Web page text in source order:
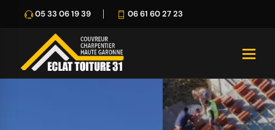
05 33 06 19 39 06 61 60 27 23